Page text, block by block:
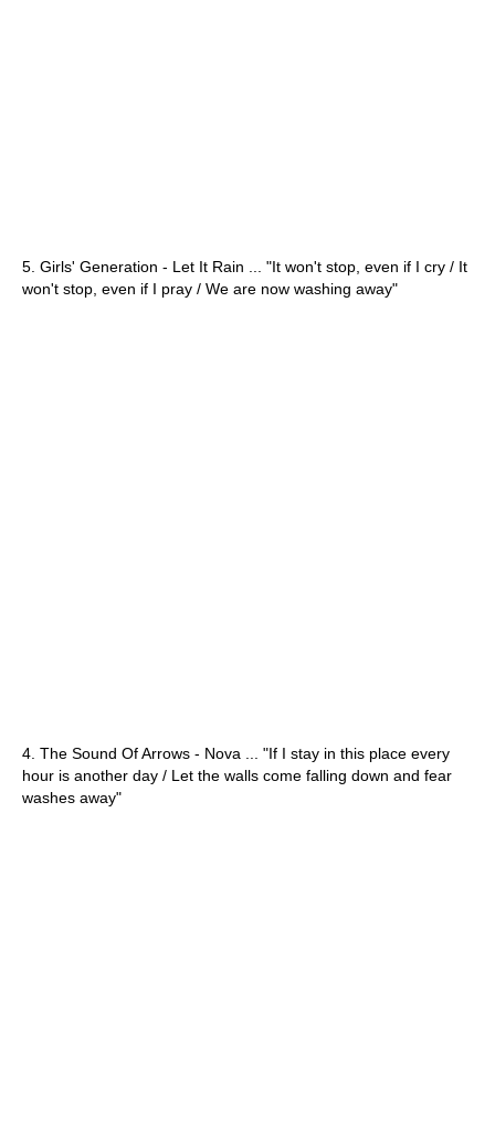
5. Girls' Generation - Let It Rain ... "It won't stop, even if I cry / It
won't stop, even if I pray / We are now washing away"
4. The Sound Of Arrows - Nova ... "If I stay in this place every
hour is another day / Let the walls come falling down and fear
washes away"